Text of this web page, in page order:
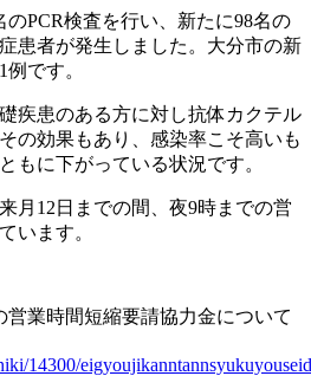
のPCR検査を行い、新たに98名の
患者が発生しました。大分市の新
1例です。
疾患のある方に対し抗体カクテル
の効果もあり、感染率こそ高いも
もに下がっている状況です。
月 12 日までの間、夜9時までの営
います。
営業時間短縮要請協力金について
14300/